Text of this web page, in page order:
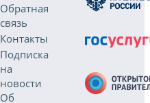
Обратная
связь
Контакты
Подписка
на
новости
Об